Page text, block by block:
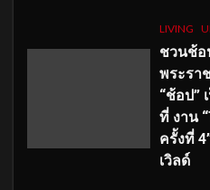
LIVING
ชวนช้อ
พระรา
“ช้อป”
ที่ งาน
ครั้งที่
เวิลด์